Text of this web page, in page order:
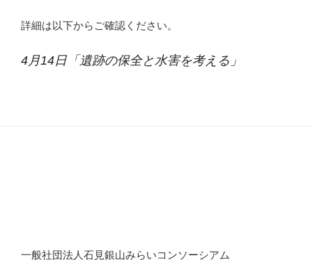
詳細は以下からご確認ください。
4月14日「遺跡の保全と水害を考える」
一般社団法人石見銀山みらいコンソーシアム